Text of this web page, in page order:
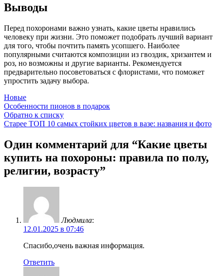
Выводы
Перед похоронами важно узнать, какие цветы нравились
человеку при жизни. Это поможет подобрать лучший вариант
для того, чтобы почтить память усопшего. Наиболее
популярными считаются композиции из гвоздик, хризантем и
роз, но возможны и другие варианты. Рекомендуется
предварительно посоветоваться с флористами, что поможет
упростить задачу выбора.
Новые
Особенности пионов в подарок
Обратно к списку
Старее ТОП 10 самых стойких цветов в вазе: названия и фото
Один комментарий для “Какие цветы
купить на похороны: правила по полу,
религии, возрасту”
Людмила:
12.01.2025 в 07:46
Спасибо,очень важная информация.
Ответить